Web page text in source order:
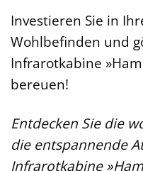
Investieren Sie in
Wohlbefinden und
Infrarotkabine
bereuen!
Entdecken Sie die
die entspannende
Infrarotkabine